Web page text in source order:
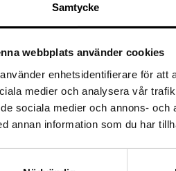
Samtycke
webbplats använder cookies
enhetsidentifierare för att
medier och analysera vår
sociala medier och annons-
annan information som du har
TIRE SHINE